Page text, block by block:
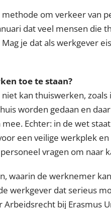
om verkeer van
dat veel mensen die
je dat als werkgever
toe te staan?
kan thuiswerken,
worden gedaan en
Echter: in de wet
een veilige werkplek
vragen om naar
waarin de werknemer
werkgever dat serieus
bij Erasmus